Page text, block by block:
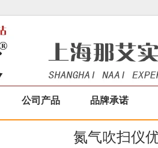
公司产品 品牌承诺
氮气吹扫仪